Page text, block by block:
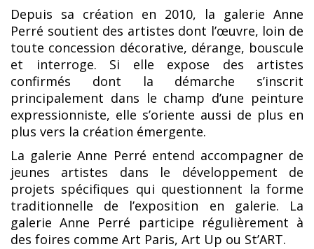
Depuis sa création en 2010, la galerie Anne
Perré soutient des artistes dont l’œuvre, loin de
toute concession décorative, dérange, bouscule
et interroge. Si elle expose des artistes
confirmés dont la démarche s’inscrit
principalement dans le champ d’une peinture
expressionniste, elle s’oriente aussi de plus en
plus vers la création émergente.
La galerie Anne Perré entend accompagner de
jeunes artistes dans le développement de
projets spécifiques qui questionnent la forme
traditionnelle de l’exposition en galerie. La
galerie Anne Perré participe régulièrement à
des foires comme Art Paris, Art Up ou St’ART.